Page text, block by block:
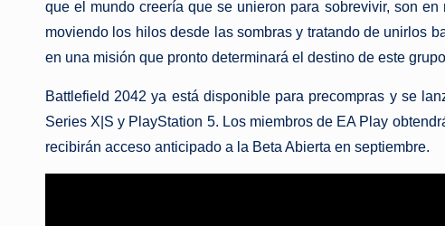
que el mundo creería que se unieron para sobrevivir, son
moviendo los hilos desde las sombras y tratando de unirlos
en una misión que pronto determinará el destino de este
Battlefield 2042 ya está disponible para precompras y se
Series X|S y PlayStation 5. Los miembros de EA Play
recibirán acceso anticipado a la Beta Abierta en septiembre.